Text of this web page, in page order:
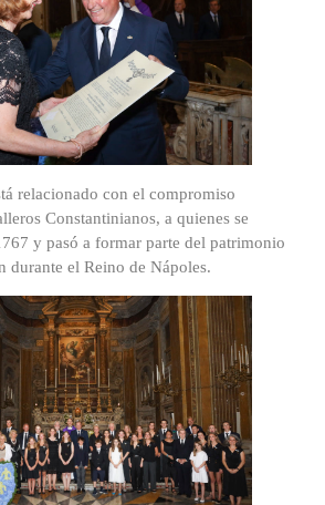
relacionado con el compromiso
Constantinianos, a quienes se
y pasó a formar parte del patrimonio
durante el Reino de Nápoles.